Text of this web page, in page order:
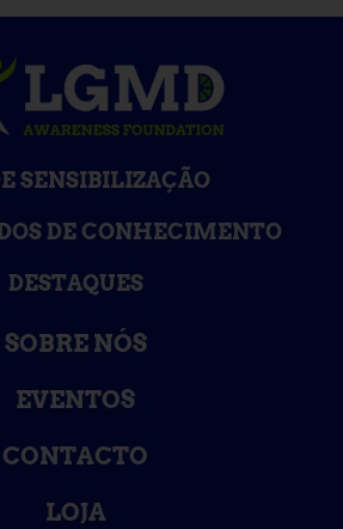
SENSIBILIZAÇÃO
DE CONHECIMENTO
DESTAQUES
SOBRE NÓS
EVENTOS
CONTACTO
LOJA